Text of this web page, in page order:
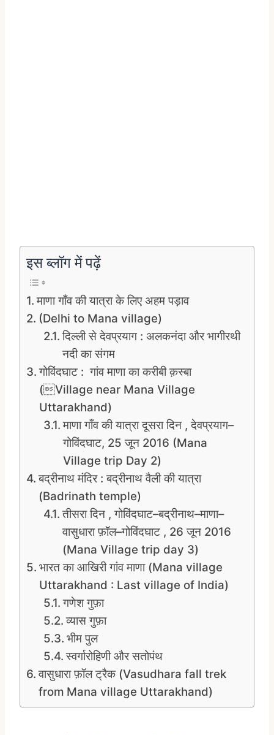
इस ब्लॉग में पढ़ें
माणा गाँव की यात्रा के लिए अहम पड़ाव
(Delhi to Mana village)
दिल्ली से देवप्रयाग : अलकनंदा और भागीरथी
नदी का संगम
गोविंदघाट : गांव माणा का करीबी क़स्बा
(Village near Mana Village
Uttarakhand)
माणा गाँव की यात्रा दूसरा दिन , देवप्रयाग–
गोविंदघाट, 25 जून 2016 (Mana
Village trip Day 2)
बद्रीनाथ मंदिर : बद्रीनाथ वैली की यात्रा
(Badrinath temple)
तीसरा दिन , गोविंदघाट–बद्रीनाथ–माणा–
वासुधारा फ़ॉल–गोविंदघाट , 26 जून 2016
(Mana Village trip day 3)
भारत का आखिरी गांव माणा (Mana village
Uttarakhand : Last village of India)
गणेश गुफ़ा
व्यास गुफ़ा
भीम पुल
स्वर्गारोहिणी और सतोपंथ
वासुधारा फ़ॉल ट्रैक (Vasudhara fall trek
from Mana village Uttarakhand)